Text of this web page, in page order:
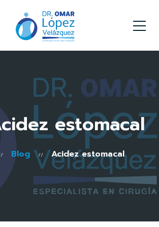
estomacal
Blog Acidez estomacal